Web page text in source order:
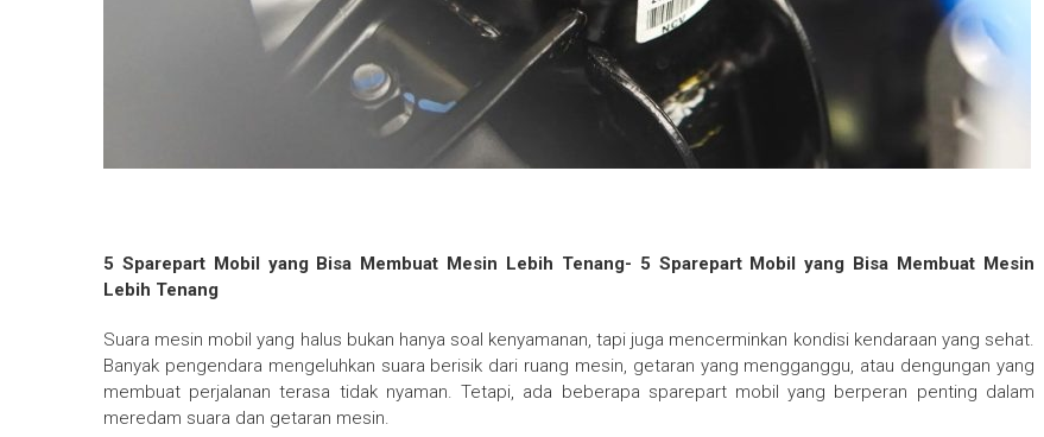
5 Sparepart Mobil yang Bisa Membuat Mesin Lebih Tenang- 5 Sparepart Mobil yang Bisa Membuat Mesin
Lebih Tenang
Suara mesin mobil yang halus bukan hanya soal kenyamanan, tapi juga mencerminkan kondisi kendaraan yang sehat.
Banyak pengendara mengeluhkan suara berisik dari ruang mesin, getaran yang mengganggu, atau dengungan yang
membuat perjalanan terasa tidak nyaman. Tetapi, ada beberapa sparepart mobil yang berperan penting dalam
meredam suara dan getaran mesin.